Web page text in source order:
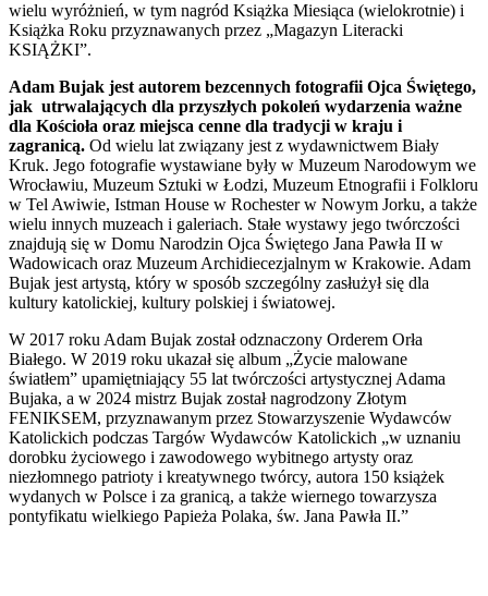
wielu wyróżnień, w tym nagród Książka Miesiąca (wielokrotnie) i
Książka Roku przyznawanych przez „Magazyn Literacki
KSIĄŻKI”.
Adam Bujak jest autorem bezcennych fotografii Ojca Świętego,
jak utrwalających dla przyszłych pokoleń wydarzenia ważne
dla Kościoła oraz miejsca cenne dla tradycji w kraju i
zagranicą. Od wielu lat związany jest z wydawnictwem Biały
Kruk. Jego fotografie wystawiane były w Muzeum Narodowym we
Wrocławiu, Muzeum Sztuki w Łodzi, Muzeum Etnografii i Folkloru
w Tel Awiwie, Istman House w Rochester w Nowym Jorku, a także
wielu innych muzeach i galeriach. Stałe wystawy jego twórczości
znajdują się w Domu Narodzin Ojca Świętego Jana Pawła II w
Wadowicach oraz Muzeum Archidiecezjalnym w Krakowie. Adam
Bujak jest artystą, który w sposób szczególny zasłużył się dla
kultury katolickiej, kultury polskiej i światowej.
W 2017 roku Adam Bujak został odznaczony Orderem Orła
Białego. W 2019 roku ukazał się album „Życie malowane
światłem” upamiętniający 55 lat twórczości artystycznej Adama
Bujaka, a w 2024 mistrz Bujak został nagrodzony Złotym
FENIKSEM, przyznawanym przez Stowarzyszenie Wydawców
Katolickich podczas Targów Wydawców Katolickich „w uznaniu
dorobku życiowego i zawodowego wybitnego artysty oraz
niezłomnego patrioty i kreatywnego twórcy, autora 150 książek
wydanych w Polsce i za granicą, a także wiernego towarzysza
pontyfikatu wielkiego Papieża Polaka, św. Jana Pawła II.”